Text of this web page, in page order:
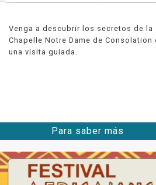
Venga a descubrir los secretos de la
Chapelle Notre Dame de Consolation
una visita guiada.
Para saber más